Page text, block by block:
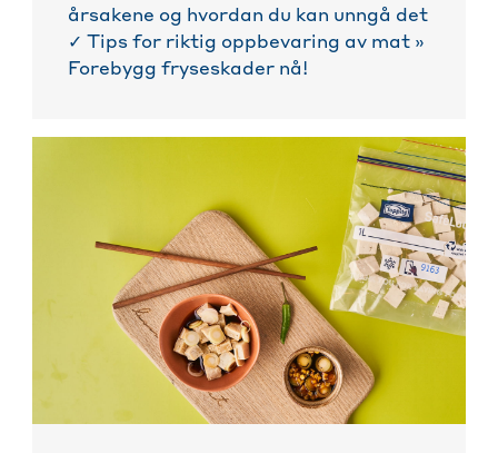
årsakene og hvordan du kan unngå det
✓ Tips for riktig oppbevaring av mat »
Forebygg fryseskader nå!